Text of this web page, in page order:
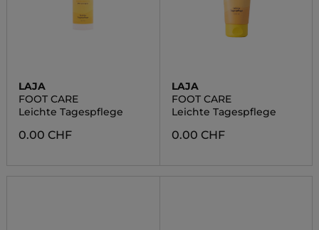
LAJA
FOOT CARE
Leichte Tagespflege
0.00 CHF
LAJA
FOOT CARE
Leichte Tagespflege
0.00 CHF